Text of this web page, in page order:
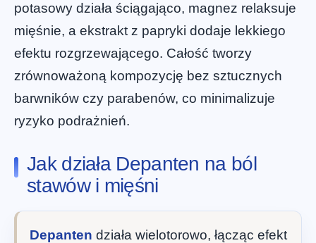
potasowy działa ściągająco, magnez relaksuje
mięśnie, a ekstrakt z papryki dodaje lekkiego
efektu rozgrzewającego. Całość tworzy
zrównoważoną kompozycję bez sztucznych
barwników czy parabenów, co minimalizuje
ryzyko podrażnień.
Jak działa Depanten na ból
stawów i mięśni
Depanten działa wielotorowo, łącząc efekt